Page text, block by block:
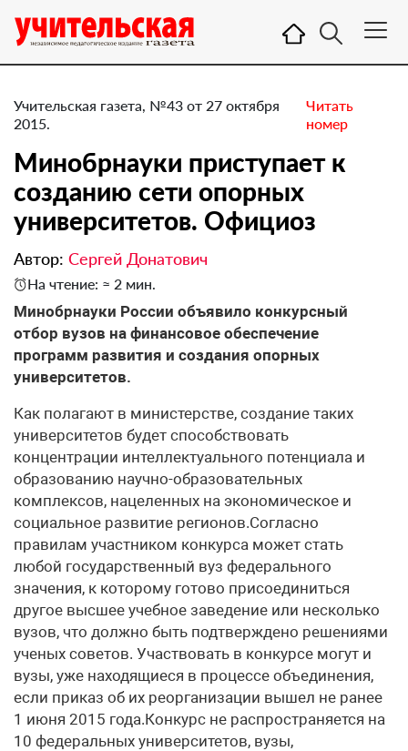
Учительская газета, №43 от 27 октября
2015.
Читать
номер
Минобрнауки приступает к
созданию сети опорных
университетов. Официоз
Автор: Сергей Донатович
На чтение: ≈ 2 мин.
Минобрнауки России объявило конкурсный
отбор вузов на финансовое обеспечение
программ развития и создания опорных
университетов.
Как полагают в министерстве, создание таких
университетов будет способствовать
концентрации интеллектуального потенциала и
образованию научно-образовательных
комплексов, нацеленных на экономическое и
социальное развитие регионов.Согласно
правилам участником конкурса может стать
любой государственный вуз федерального
значения, к которому готово присоединиться
другое высшее учебное заведение или несколько
вузов, что должно быть подтверждено решениями
ученых советов. Участвовать в конкурсе могут и
вузы, уже находящиеся в процессе объединения,
если приказ об их реорганизации вышел не ранее
1 июня 2015 года.Конкурс не распространяется на
10 федеральных университетов, вузы,